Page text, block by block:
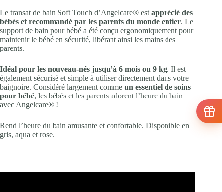
Le transat de bain Soft Touch d’Angelcare® est apprécié des
bébés et recommandé par les parents du monde entier. Le
support de bain pour bébé a été conçu ergonomiquement pour
maintenir le bébé en sécurité, libérant ainsi les mains des
parents.
Idéal pour les nouveau-nés jusqu’à 6 mois ou 9 kg. Il est
également sécurisé et simple à utiliser directement dans votre
baignoire. Considéré largement comme un essentiel de soins
pour bébé, les bébés et les parents adorent l’heure du bain
avec Angelcare® !
Rend l’heure du bain amusante et confortable. Disponible en
gris, aqua et rose.